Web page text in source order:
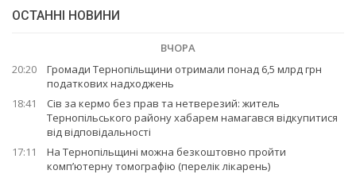
ОСТАННІ НОВИНИ
ВЧОРА
20:20
Громади Тернопільщини отримали понад 6,5 млрд грн
податкових надходжень
18:41
Сів за кермо без прав та нетверезий: житель
Тернопільського району хабарем намагався відкупитися
від відповідальності
17:11
На Тернопільщині можна безкоштовно пройти
комп’ютерну томографію (перелік лікарень)